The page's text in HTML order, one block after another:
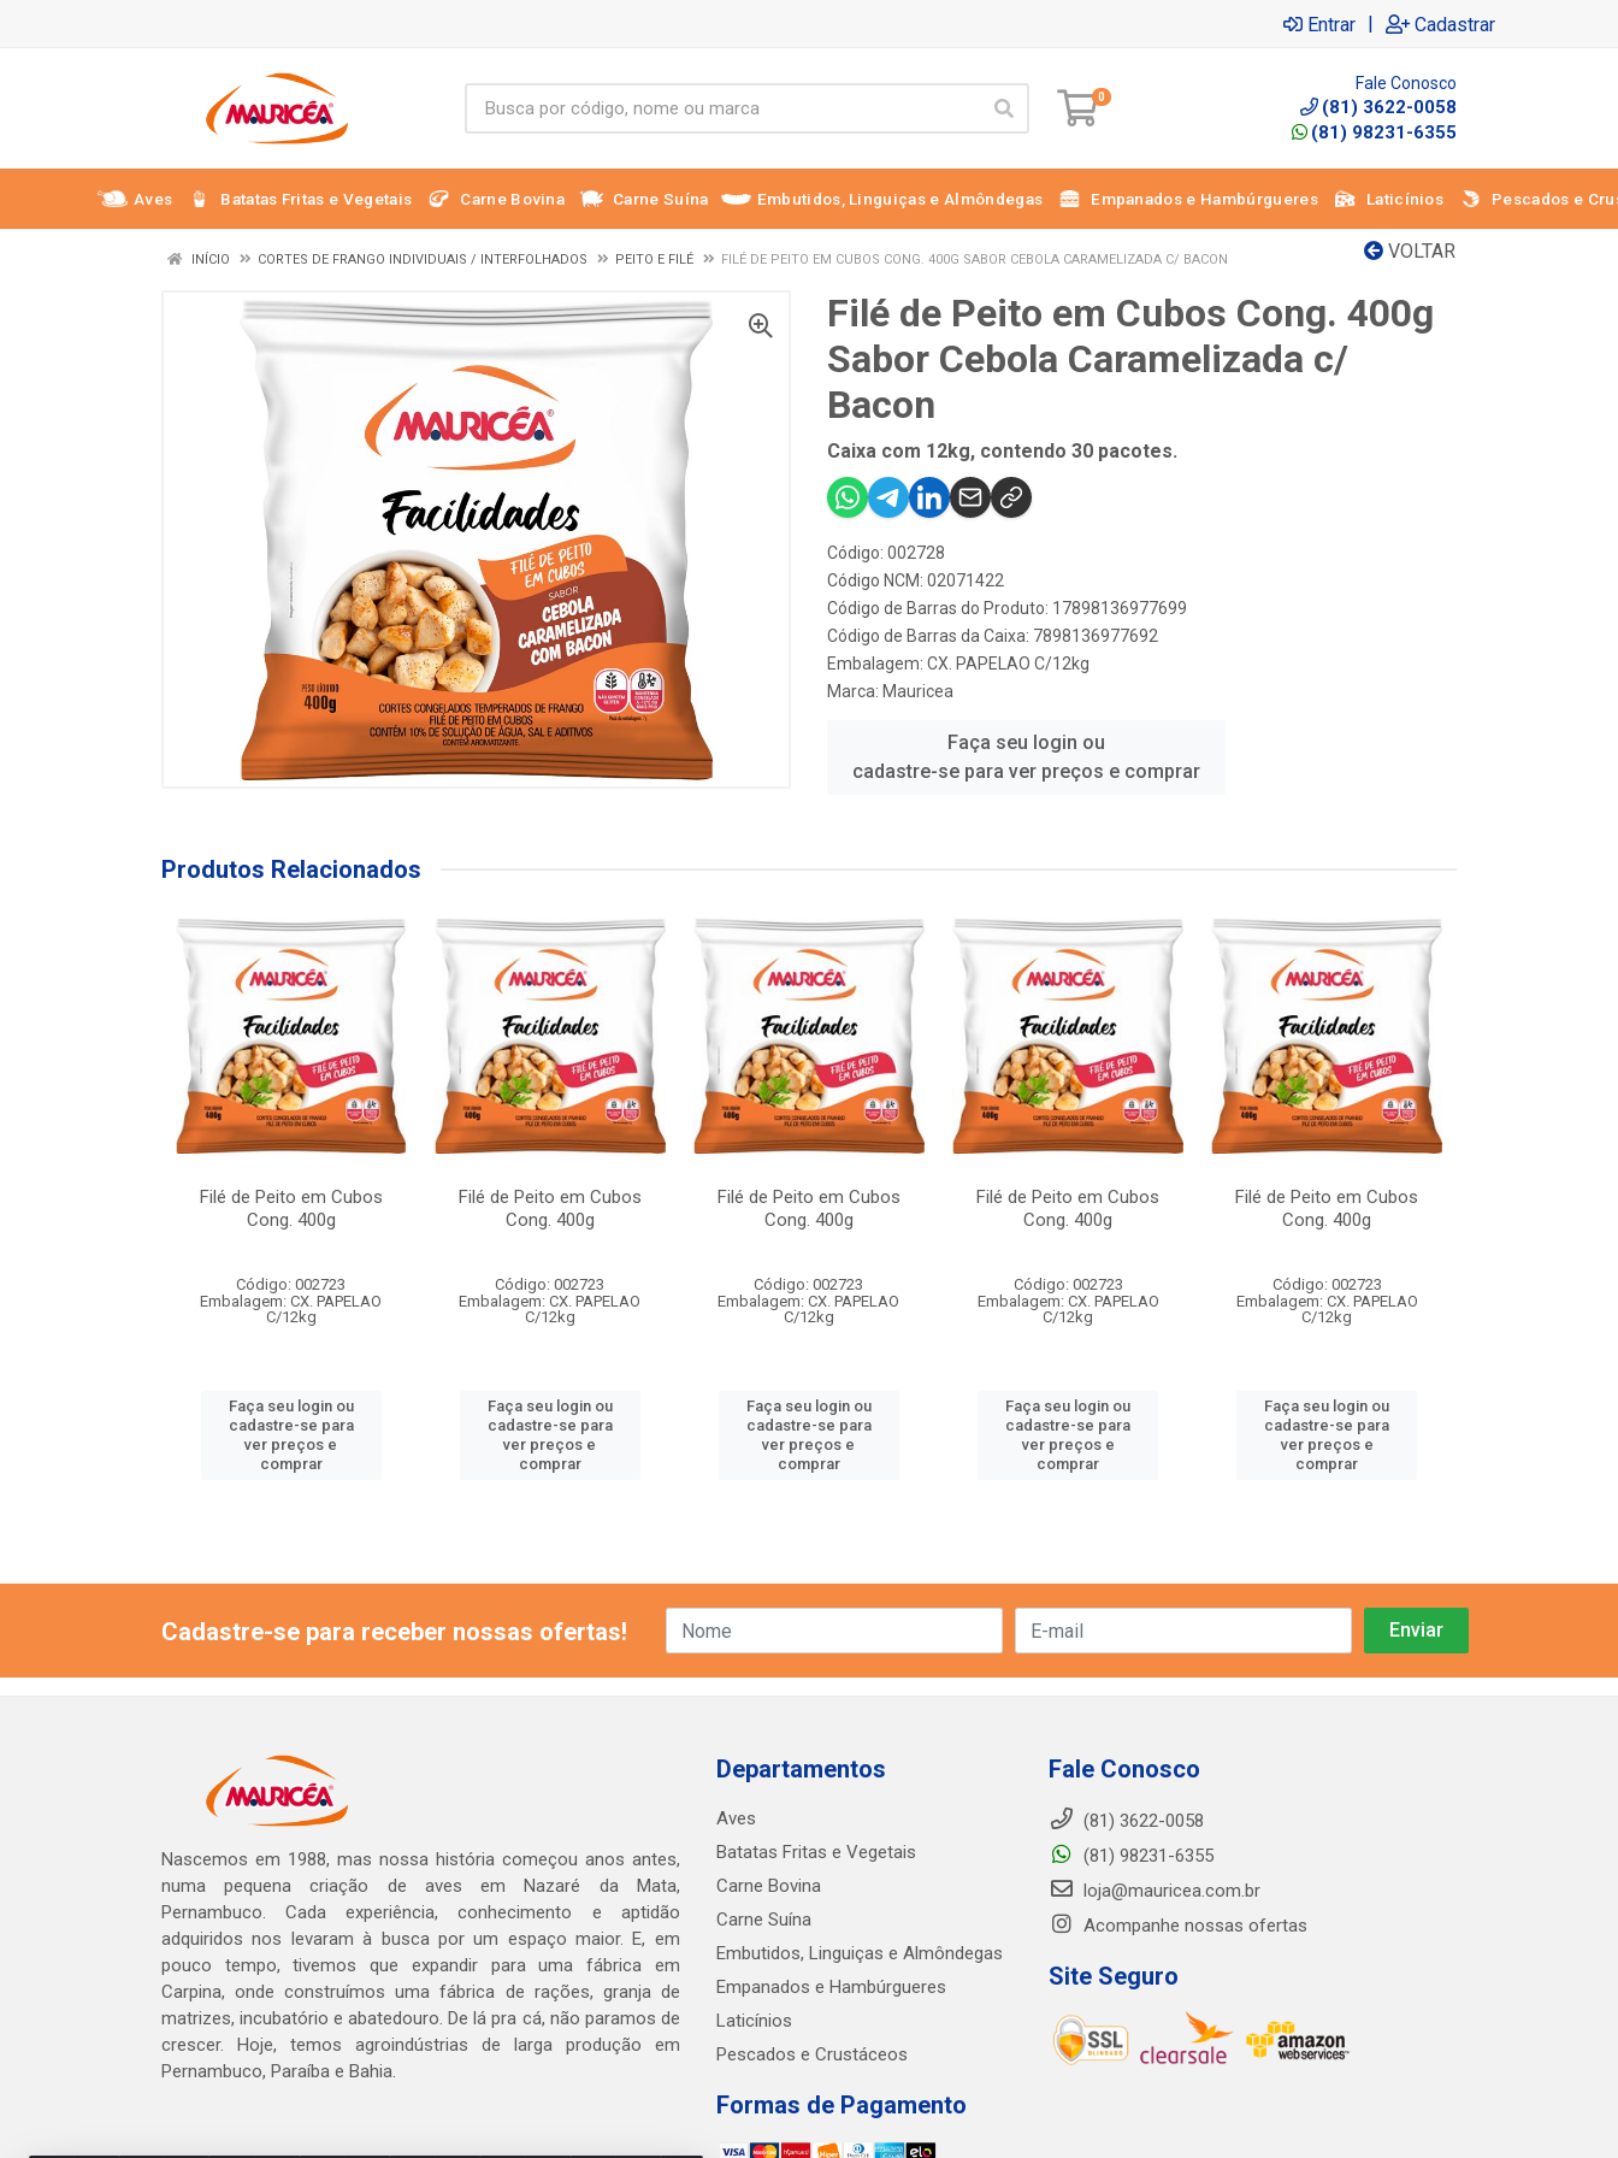
Entrar | Cadastrar
0
Fale Conosco
(81) 3622-0058
(81) 98231-6355
Aves Batatas Fritas e Vegetais Carne Bovina Carne Suína Embutidos, Linguiças e Almôndegas Empanados e Hambúrgueres Laticínios Pescados e
VOLTAR
INÍCIO CORTES DE FRANGO INDIVIDUAIS / INTERFOLHADOS PEITO E FILÉ FILÉ DE PEITO EM CUBOS CONG. 400G SABOR CEBOLA CARAMELIZADA C/ BACON
Filé de Peito em Cubos Cong. 400g
Sabor Cebola Caramelizada c/
Bacon
Caixa com 12kg, contendo 30 pacotes.
Código: 002728
Código NCM: 02071422
Código de Barras do Produto: 17898136977699
Código de Barras da Caixa: 7898136977692
Embalagem: CX. PAPELAO C/12kg
Marca: Mauricea
Faça seu login ou
cadastre-se para ver preços e comprar
Produtos Relacionados
Filé de Peito em Cubos
Cong. 400g
Código: 002723
Embalagem: CX. PAPELAO
C/12kg
Faça seu login ou
cadastre-se para
ver preços e
comprar
Filé de Peito em Cubos
Cong. 400g
Código: 002723
Embalagem: CX. PAPELAO
C/12kg
Faça seu login ou
cadastre-se para
ver preços e
comprar
Filé de Peito em Cubos
Cong. 400g
Código: 002723
Embalagem: CX. PAPELAO
C/12kg
Faça seu login ou
cadastre-se para
ver preços e
comprar
Filé de Peito em Cubos
Cong. 400g
Código: 002723
Embalagem: CX. PAPELAO
C/12kg
Faça seu login ou
cadastre-se para
ver preços e
comprar
Filé de Peito em Cubos
Cong. 400g
Código: 002723
Embalagem: CX. PAPELAO
C/12kg
Faça seu login ou
cadastre-se para
ver preços e
comprar
Cadastre-se para receber nossas ofertas!
Nascemos em 1988, mas nossa história começou anos antes,
numa pequena criação de aves em Nazaré da Mata,
Pernambuco. Cada experiência, conhecimento e aptidão
adquiridos nos levaram à busca por um espaço maior. E, em
pouco tempo, tivemos que expandir para uma fábrica em
Carpina, onde construímos uma fábrica de rações, granja de
matrizes, incubatório e abatedouro. De lá pra cá, não paramos de
crescer. Hoje, temos agroindústrias de larga produção em
Pernambuco, Paraíba e Bahia.
Departamentos
Aves
Batatas Fritas e Vegetais
Carne Bovina
Carne Suína
Embutidos, Linguiças e Almôndegas
Empanados e Hambúrgueres
Laticínios
Pescados e Crustáceos
Formas de Pagamento
Fale Conosco
(81) 3622-0058
(81) 98231-6355
loja@mauricea.com.br
Acompanhe nossas ofertas
Site Seguro